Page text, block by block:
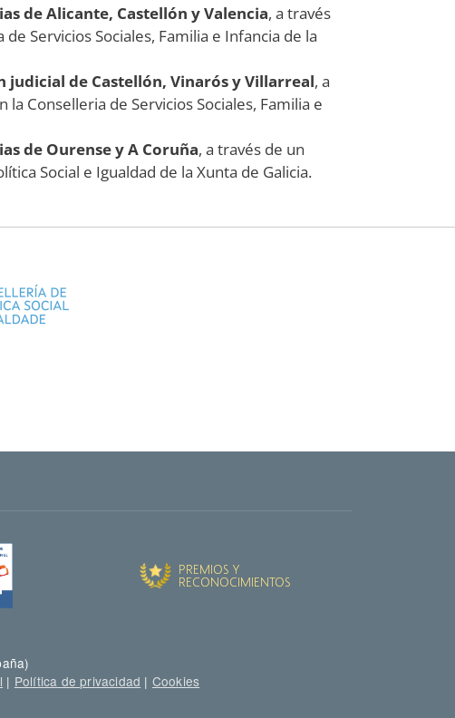
de Alicante, Castellón y Valencia, a través
Servicios Sociales, Familia e Infancia de la
de Castellón, Vinarós y Villarreal, a
Conselleria de Servicios Sociales, Familia e
de Ourense y A Coruña, a través de un
Social e Igualdad de la Xunta de Galicia.
| Política de privacidad | Cookies